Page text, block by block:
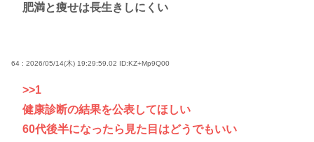
肥満と痩せは長生きしにくい
64 : 2026/05/14(木) 19:29:59.02 ID:KZ+Mp9Q00
>>1
健康診断の結果を公表してほしい
60代後半になったら見た目はどうでもいい